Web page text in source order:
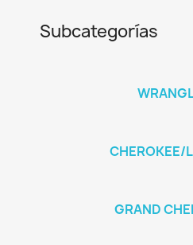
Subcategorías
CHEROKEE/
GRAND